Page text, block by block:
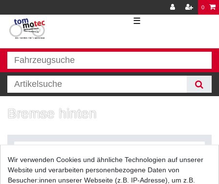
0
☰
Bremse hinten
Wir verwenden Cookies und ähnliche Technologien auf unserer
Website und verarbeiten personenbezogene Daten von
Besucher:innen unserer Webseite (z.B. IP-Adresse), um z.B.